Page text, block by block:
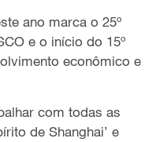
ano marca o 25º
e o início do 15º
econômico e
com todas as
de Shanghai’ e